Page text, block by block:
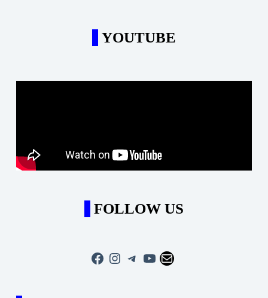
YOUTUBE
FOLLOW US
Facebook
Instagram
Telegram
YouTube
Mail